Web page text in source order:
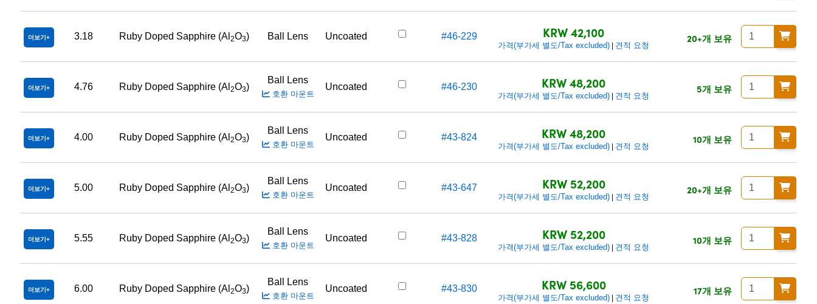
더보기 3.18 Ruby Doped Sapphire (Al 2O3) Ball Lens Uncoated #46-229 KRW 42,100
가격(부가세 별도/Tax excluded) 견적 요청
20+개 보유
더보기 4.76 Ruby Doped Sapphire (Al 2O3)
Ball Lens
호환 마운트
Uncoated #46-230 KRW 48,200
가격(부가세 별도/Tax excluded) 견적 요청
5개 보유
더보기 4.00 Ruby Doped Sapphire (Al 2O3)
Ball Lens
호환 마운트
Uncoated #43-824 KRW 48,200
가격(부가세 별도/Tax excluded) 견적 요청
10개 보유
더보기 5.00 Ruby Doped Sapphire (Al 2O3)
Ball Lens
호환 마운트
Uncoated #43-647 KRW 52,200
가격(부가세 별도/Tax excluded) 견적 요청
20+개 보유
더보기 5.55 Ruby Doped Sapphire (Al 2O3)
Ball Lens
호환 마운트
Uncoated #43-828 KRW 52,200
가격(부가세 별도/Tax excluded) 견적 요청
10개 보유
더보기 6.00 Ruby Doped Sapphire (Al 2O3)
Ball Lens
호환 마운트
Uncoated #43-830 KRW 56,600
가격(부가세 별도/Tax excluded) 견적 요청
17개 보유